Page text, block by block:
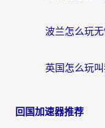
回国加速器推荐